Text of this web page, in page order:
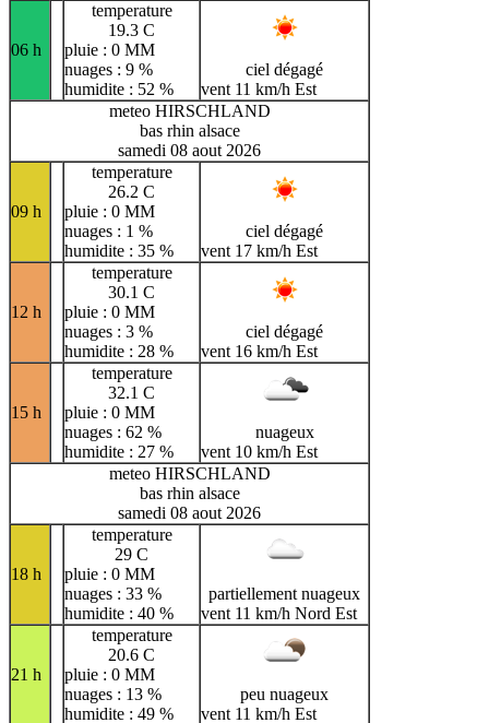
06 h
temperature
19.3 C
pluie : 0 MM
nuages : 9 %
humidite : 52 %
ciel dégagé
vent 11 km/h Est
meteo HIRSCHLAND
bas rhin alsace
samedi 08 aout 2026
09 h
temperature
26.2 C
pluie : 0 MM
nuages : 1 %
humidite : 35 %
ciel dégagé
vent 17 km/h Est
12 h
temperature
30.1 C
pluie : 0 MM
nuages : 3 %
humidite : 28 %
ciel dégagé
vent 16 km/h Est
15 h
temperature
32.1 C
pluie : 0 MM
nuages : 62 %
humidite : 27 %
nuageux
vent 10 km/h Est
meteo HIRSCHLAND
bas rhin alsace
samedi 08 aout 2026
18 h
temperature
29 C
pluie : 0 MM
nuages : 33 %
humidite : 40 %
partiellement nuageux
vent 11 km/h Nord Est
21 h
temperature
20.6 C
pluie : 0 MM
nuages : 13 %
humidite : 49 %
peu nuageux
vent 11 km/h Est